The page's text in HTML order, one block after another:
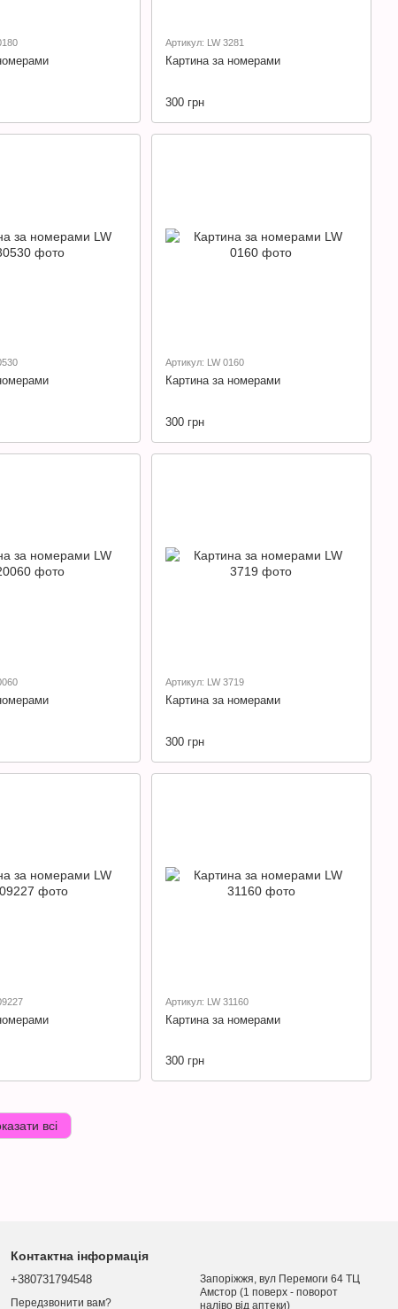
Артикул: LW 3281
Картина за номерами
300 грн
Артикул: LW 0160
Картина за номерами
300 грн
Артикул: LW 3719
Картина за номерами
300 грн
Артикул: LW 31160
Картина за номерами
300 грн
всі
Контактна інформація
+380731794548
Передзвонити вам?
Запоріжжя, вул Перемоги 64 ТЦ
Амстор (1 поверх - поворот
наліво від аптеки)